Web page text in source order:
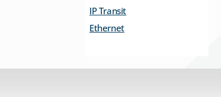
IP Transit
Ethernet